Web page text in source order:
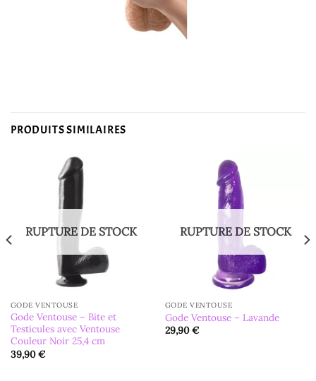
PRODUITS SIMILAIRES
RUPTURE DE STOCK
GODE VENTOUSE
Gode Ventouse – Bite et
Testicules avec Ventouse
Couleur Noir 25,4 cm
39,90€
RUPTURE DE STOCK
GODE VENTOUSE
Gode Ventouse – Lavande
29,90€